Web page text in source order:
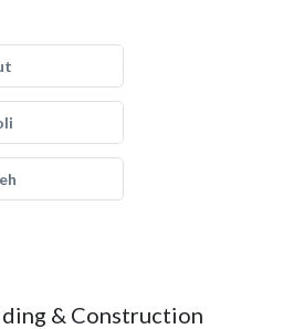
& Construction